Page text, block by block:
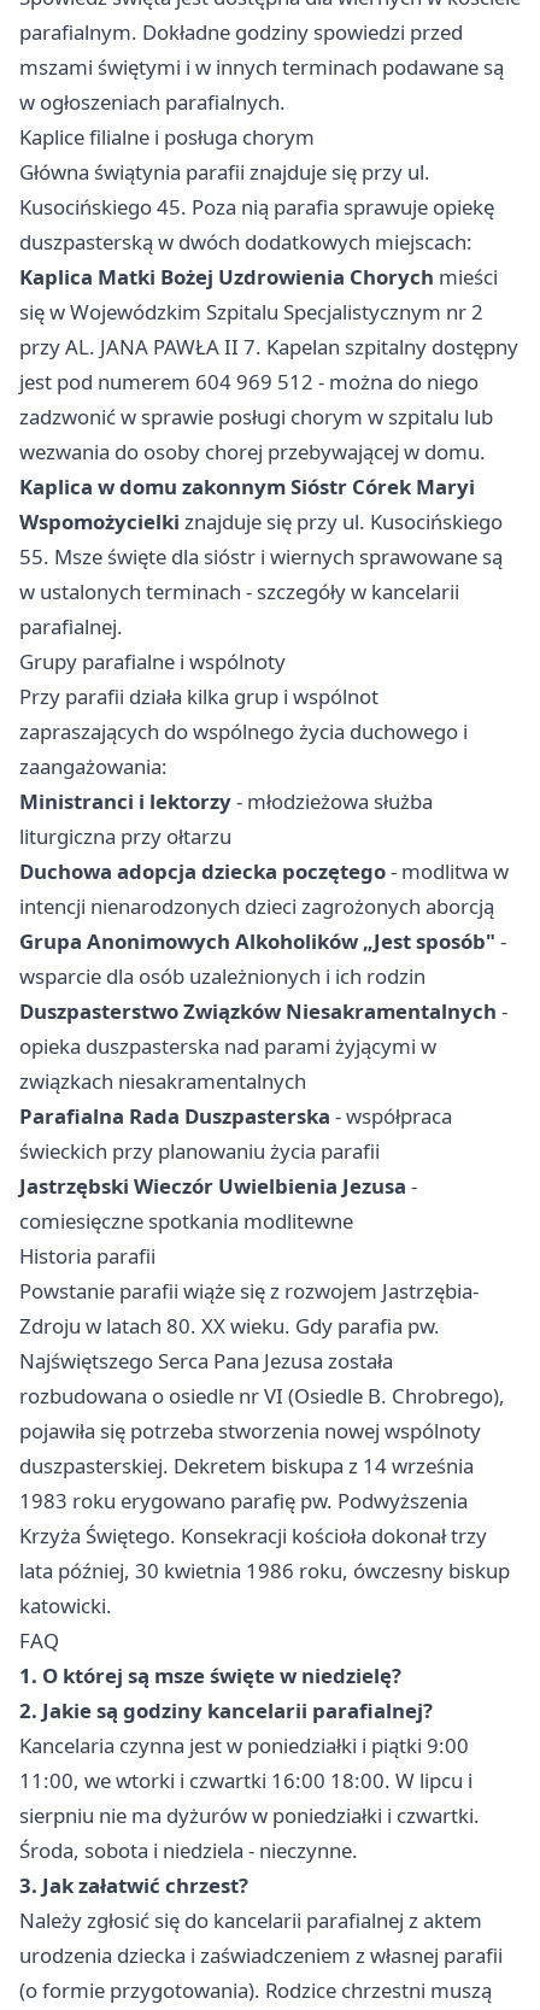
parafialnym. Dokładne godziny spowiedzi przed
mszami świętymi i w innych terminach podawane są
w ogłoszeniach parafialnych.
Kaplice filialne i posługa chorym
Główna świątynia parafii znajduje się przy ul.
Kusocińskiego 45. Poza nią parafia sprawuje opiekę
duszpasterską w dwóch dodatkowych miejscach:
Kaplica Matki Bożej Uzdrowienia Chorych mieści
się w Wojewódzkim Szpitalu Specjalistycznym nr 2
przy AL. JANA PAWŁA II 7. Kapelan szpitalny dostępny
jest pod numerem 604 969 512 - można do niego
zadzwonić w sprawie posługi chorym w szpitalu lub
wezwania do osoby chorej przebywającej w domu.
Kaplica w domu zakonnym Sióstr Córek Maryi
Wspomożycielki znajduje się przy ul. Kusocińskiego
55. Msze święte dla sióstr i wiernych sprawowane są
w ustalonych terminach - szczegóły w kancelarii
parafialnej.
Grupy parafialne i wspólnoty
Przy parafii działa kilka grup i wspólnot
zapraszających do wspólnego życia duchowego i
zaangażowania:
Ministranci i lektorzy- młodzieżowa służba
liturgiczna przy ołtarzu
Duchowa adopcja dziecka poczętego- modlitwa w
intencji nienarodzonych dzieci zagrożonych aborcją
Grupa Anonimowych Alkoholików „Jest sposób" -
wsparcie dla osób uzależnionych i ich rodzin
Duszpasterstwo Związków Niesakramentalnych -
opieka duszpasterska nad parami żyjącymi w
związkach niesakramentalnych
Parafialna Rada Duszpasterska - współpraca
świeckich przy planowaniu życia parafii
Jastrzębski Wieczór Uwielbienia Jezusa -
comiesięczne spotkania modlitewne
Historia parafii
Powstanie parafii wiąże się z rozwojem Jastrzębia-
Zdroju w latach 80. XX wieku. Gdy parafia pw.
Najświętszego Serca Pana Jezusa została
rozbudowana o osiedle nr VI (Osiedle B. Chrobrego),
pojawiła się potrzeba stworzenia nowej wspólnoty
duszpasterskiej. Dekretem biskupa z 14 września
1983 roku erygowano parafię pw. Podwyższenia
Krzyża Świętego. Konsekracji kościoła dokonał trzy
lata później, 30 kwietnia 1986 roku, ówczesny biskup
katowicki.
FAQ
1. O której są msze święte w niedzielę?
2. Jakie są godziny kancelarii parafialnej?
Kancelaria czynna jest w poniedziałki i piątki 9:00
11:00, we wtorki i czwartki 16:00 18:00. W lipcu i
sierpniu nie ma dyżurów w poniedziałki i czwartki.
Środa, sobota i niedziela - nieczynne.
3. Jak załatwić chrzest?
Należy zgłosić się do kancelarii parafialnej z aktem
urodzenia dziecka i zaświadczeniem z własnej parafii
(o formie przygotowania). Rodzice chrzestni muszą